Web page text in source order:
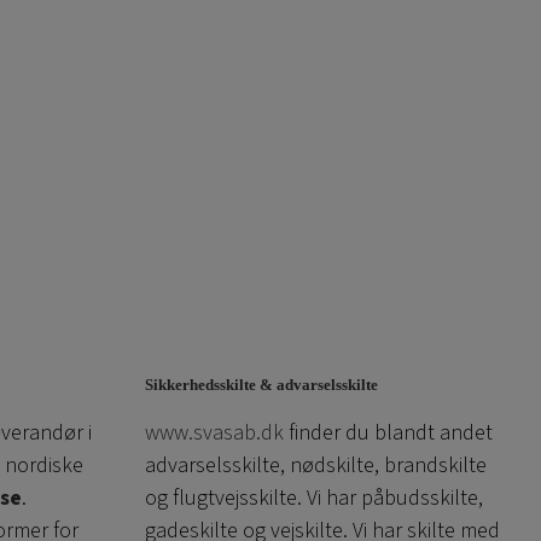
i
.
for
Sikkerhedsskilte & advarselsskilte
www.svasab.dkfinder du blandt andet
advarselsskilte, nødskilte, brandskilte
og flugtvejsskilte. Vi har påbudsskilte,
gadeskilte og vejskilte. Vi har skilte med